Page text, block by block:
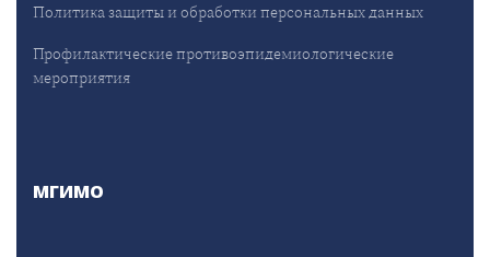
Политика защиты и обработки персональных данных
Профилактические противоэпидемиологические
мероприятия
МГИМО